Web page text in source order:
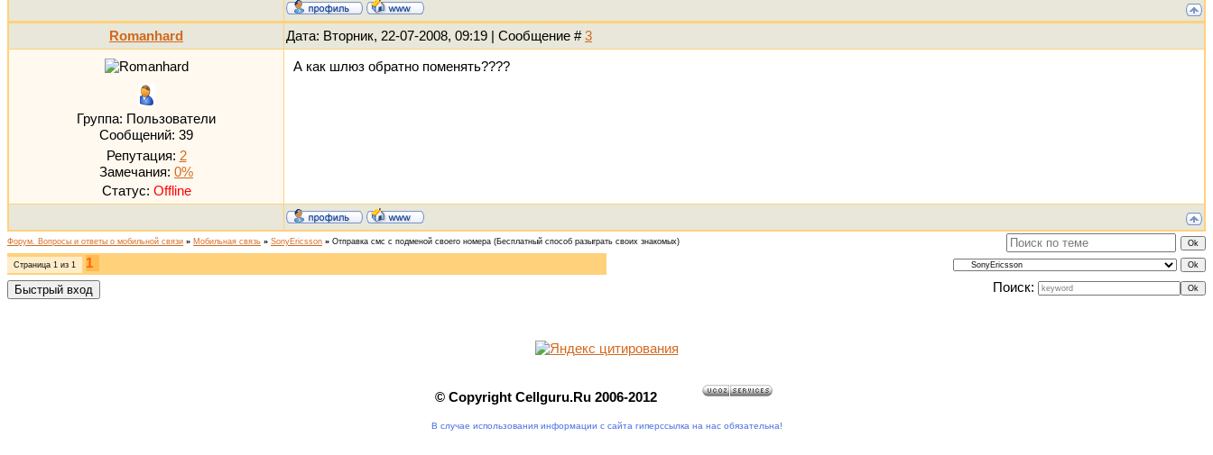
Romanhard Дата: Вторник, 22-07-2008, 09:19 | Сообщение #3
Группа: Пользователи
Сообщений: 39
Репутация: 2
Замечания: 0%
Статус: Offline
А как шлюз обратно поменять????
Форум. Вопросы и ответы о мобильной связи » Мобильная связь » SonyEricsson » Отправка смс с подменой своего номера (Бесплатный способ разыграть своих знакомых)
Страница 1 из 1
1
Поиск:
© Copyright Cellguru.Ru 2006-2012
В случае использования информации с сайта гиперссылка на нас обязательна!